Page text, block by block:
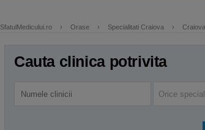
SfatulMedicului.ro › Orase › Specialitati Craiova ›
Cauta clinica potrivita
Orice